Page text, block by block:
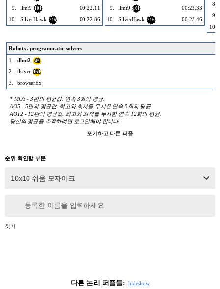
9.
llmt9 101
00:22.11
10.
SilverHawk 216 00:22.86
9.
llmt9 101
00:23.33
10.
SilverHawk 216 00:23.46
8.
9.
10.
Robots / programmatic solvers
1.
dbut2 42
2. tlstyer 151
3. browserEx
* MO3 - 3판의 평균값. 연속 3회의 평균.
AO5 - 5판의 평균값. 최고와 최저를 무시한 연속 5회의 평균.
AO12 - 12판의 평균값. 최고와 최저를 무시한 연속 12회의 평균.
당신의 평균을 추적하려면 로그인해야 합니다.
포기하고 다른 퍼즐
순위 확인할 부문
등록한 이름을 입력하세요
찾기
다른 논리 퍼즐들: hideshow